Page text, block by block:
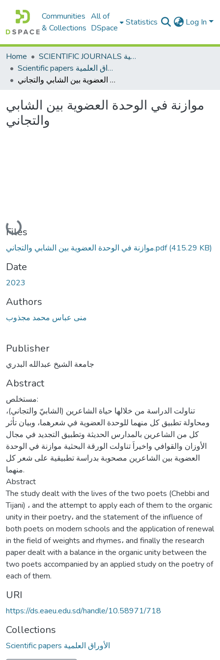
Communities
& Collections
All of
DSpace
Statistics Log In
Home
SCIENTIFIC JOURNALS المجلات العلمية
Scientific papers الأوراق العلمية
موازنة في الوحدة العضوية بين الشابي والتجاني
موازنة في الوحدة العضوية بين الشابي
والتجاني
Loading...
Files
موازنة في الوحدة العضوية بين الشابي والتجاني.pdf(415.29 KB)
Date
2023
Authors
منى عباس محمد مجذوب
Publisher
جامعة الشيخ عبدالله البدري
Abstract
مستخلص:
تناولت الدراسة من خلالها حياة الشاعرين (الشابيّ والتجاني)،
ومحاولة تطبيق كل منهما للوحدة العضوية في شعرهما، وبيان تأثر
كل من الشاعرين بالمدارس الحديثة وتطبيق التجديد في مجال
الأوزان والقوافي واخيراَ تناولت الورقة البحثية موازنة في الوحدة
العضوية بين الشاعرين مصحوبة بدراسة تطبيقية على شعر كل
منهما.
Abstract
The study dealt with the lives of the two poets (Chebbi and
Tijani) ، and the attempt to apply each of them to the organic
unity in their poetry، and the statement of the influence of
both poets on modern schools and the application of renewal
in the field of weights and rhymes، and finally the research
paper dealt with a balance in the organic unity between the
two poets accompanied by an applied study on the poetry of
each of them.
URI
https://ds.eaeu.edu.sd/handle/10.58971/718
Collections
Scientific papers الأوراق العلمية